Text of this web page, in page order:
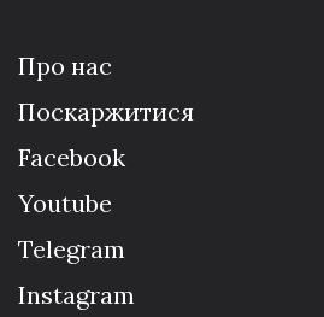
Про нас
Поскаржитися
Facebook
Youtube
Telegram
Instagram